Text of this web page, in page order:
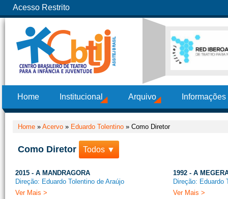
Acesso Restrito
Home Institucional Arquivo
Home » Acervo » Eduardo Tolentino » Como Diretor
Como Diretor Todos ▼
2015 - A MANDRAGORA
Direção: Eduardo Tolentino de Araújo
Ver Mais >
1992 - A
Direção: Eduardo
Ver Mais >